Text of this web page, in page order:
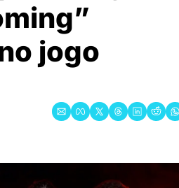
jogo